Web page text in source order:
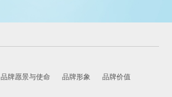
品牌愿景与使命 品牌形象 品牌价值